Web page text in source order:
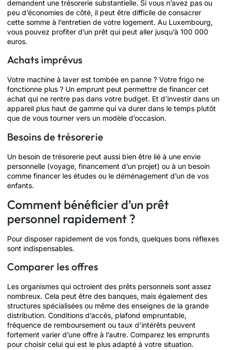
demandent une trésorerie substantielle. Si vous n’avez pas ou
peu d’économies de côté, il peut être difficile de consacrer
cette somme à l’entretien de votre logement. Au Luxembourg,
vous pouvez profiter d’un prêt qui peut aller jusqu’à 100 000
euros.
Achats imprévus
Votre machine à laver est tombée en panne ? Votre frigo ne
fonctionne plus ? Un emprunt peut permettre de financer cet
achat qui ne rentre pas dans votre budget. Et d’investir dans un
appareil plus haut de gamme qui va durer dans le temps plutôt
que de vous tourner vers un modèle d’occasion.
Besoins de trésorerie
Un besoin de trésorerie peut aussi bien être lié à une envie
personnelle (voyage, financement d’un projet) ou à un besoin
comme financer les études ou le déménagement d’un de vos
enfants.
Comment bénéficier d’un prêt
personnel rapidement ?
Pour disposer rapidement de vos fonds, quelques bons réflexes
sont indispensables.
Comparer les offres
Les organismes qui octroient des prêts personnels sont assez
nombreux. Cela peut être des banques, mais également des
structures spécialisées ou même des enseignes de la grande
distribution. Conditions d’accès, plafond empruntable,
fréquence de remboursement ou taux d’intérêts peuvent
fortement varier d’une offre à l’autre. Comparez les emprunts
pour choisir celui qui est le plus adapté à votre situation.